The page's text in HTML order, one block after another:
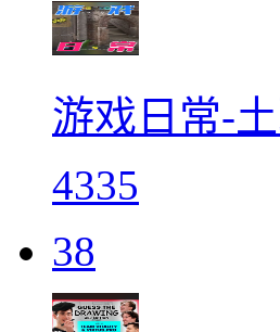
游戏日常-
4335
38